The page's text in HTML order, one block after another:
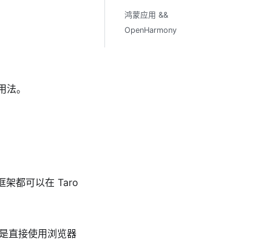
。
架都可以在 Taro
直接使用浏览器
鸿蒙应用 &&
OpenHarmony